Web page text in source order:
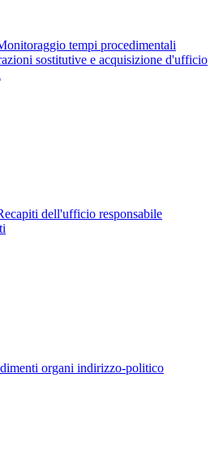
tempi procedimentali
sostitutive e acquisizione d'ufficio
dell'ufficio responsabile
organi indirizzo-politico